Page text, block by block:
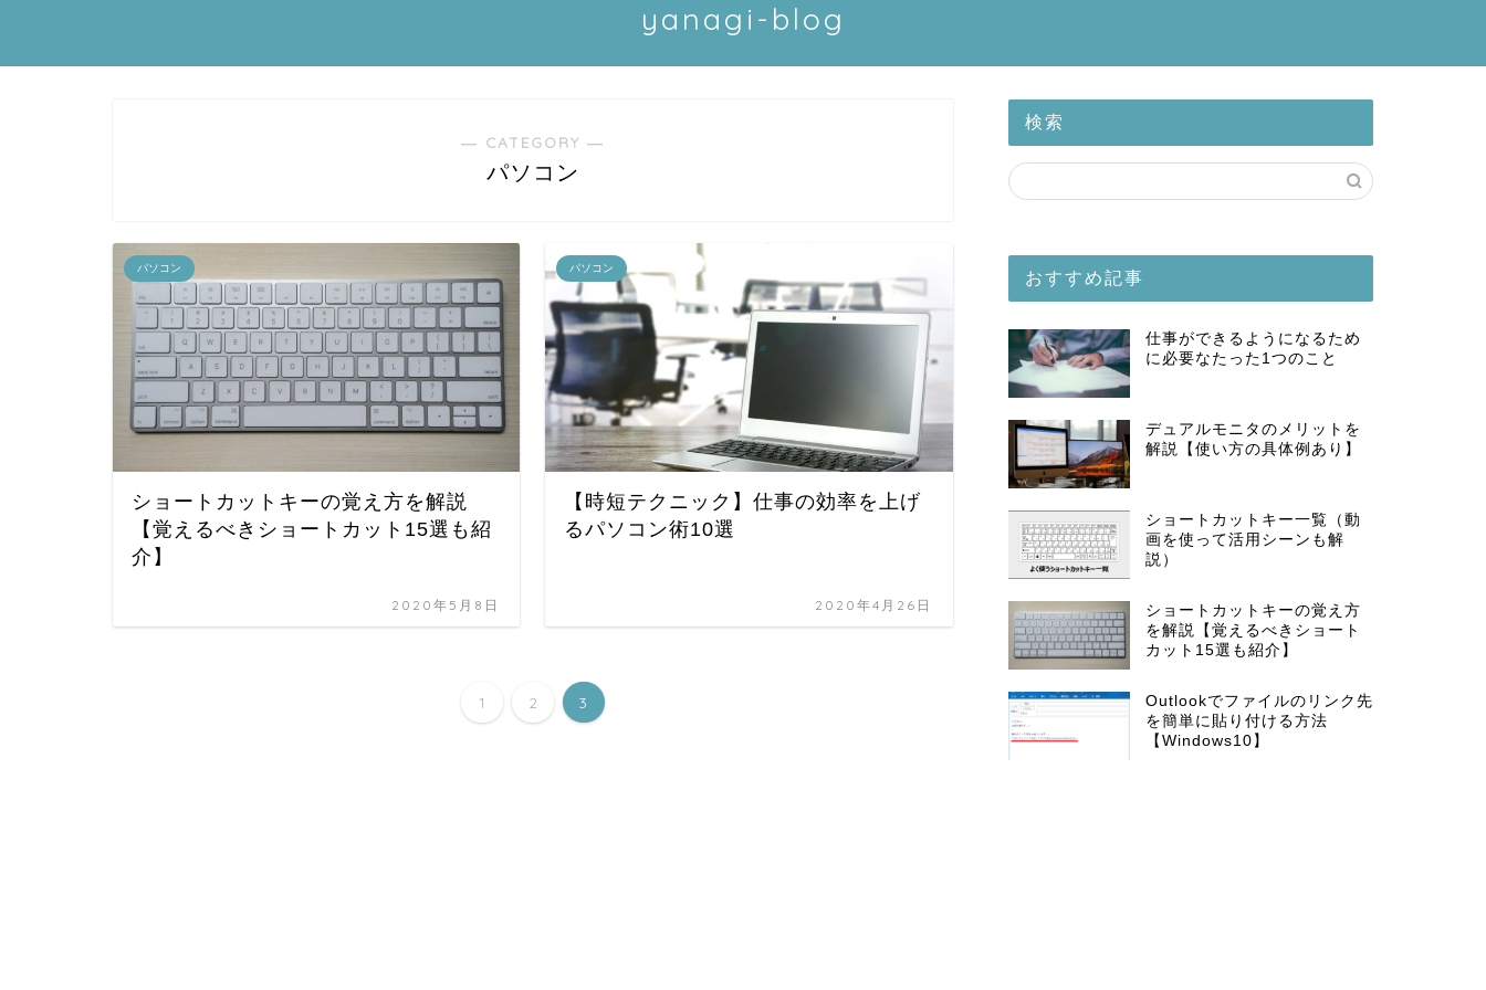
yanagi-blog
― CATEGORY ―
パソコン
パソコン
ショートカットキーの覚え方を解説
【覚えるべきショートカット15選も紹
介】
2020年5月8日
パソコン
【時短テクニック】仕事の効率を上げ
るパソコン術10選
2020年4月26日
1 2 3
検索
おすすめ記事
仕事ができるようになるため
に必要なたった1つのこと
デュアルモニタのメリットを
解説【使い方の具体例あり】
ショートカットキー一覧（動
画を使って活用シーンも解
説）
ショートカットキーの覚え方
を解説【覚えるべきショート
カット15選も紹介】
Outlookでファイルのリンク先
を簡単に貼り付ける方法
【Windows10】